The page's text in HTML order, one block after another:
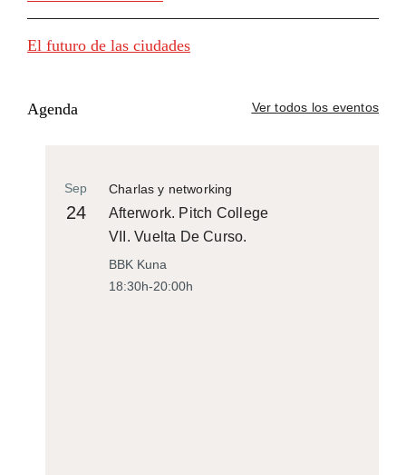
El futuro de las ciudades
Agenda Ver todos los eventos
Charlas y networking
Sep
24
Afterwork. Pitch College
VII. Vuelta De Curso.
BBK Kuna
18:30h-20:00h